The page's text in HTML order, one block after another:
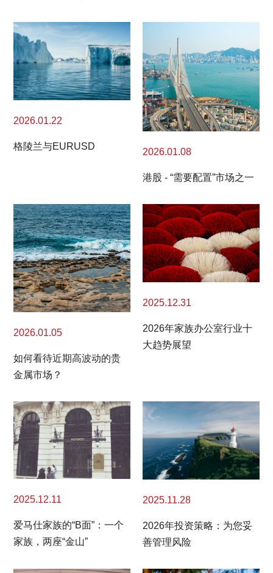
2026.01.22
格陵兰与EURUSD
2026.01.08
港股 - “需要配置”市场之一
2026.01.05
如何看待近期高波动的贵
金属市场？
2025.12.31
2026年家族办公室行业十
大趋势展望
2025.12.11
爱马仕家族的“B面”：一个
家族，两座“金山”
2025.11.28
2026年投资策略：为您妥
善管理风险